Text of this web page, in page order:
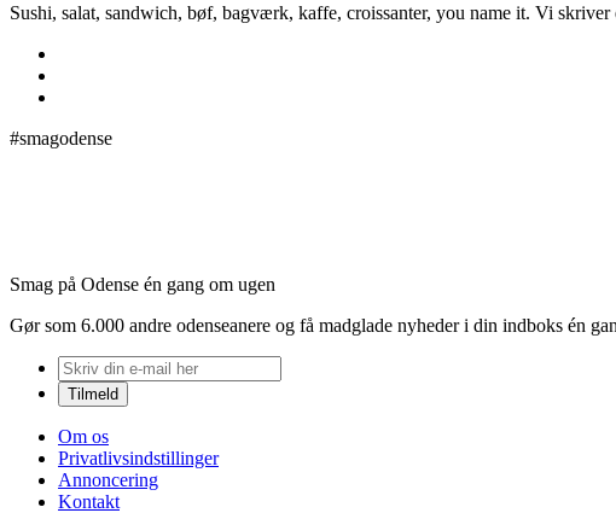
Sushi, salat, sandwich, bøf, bagværk, kaffe, croissanter, you name it. Vi
#smagodense
Smag på Odense én gang om ugen
Gør som 6.000 andre odenseanere og få madglade nyheder i din indboks én
Om os
Privatlivsindstillinger
Annoncering
Kontakt